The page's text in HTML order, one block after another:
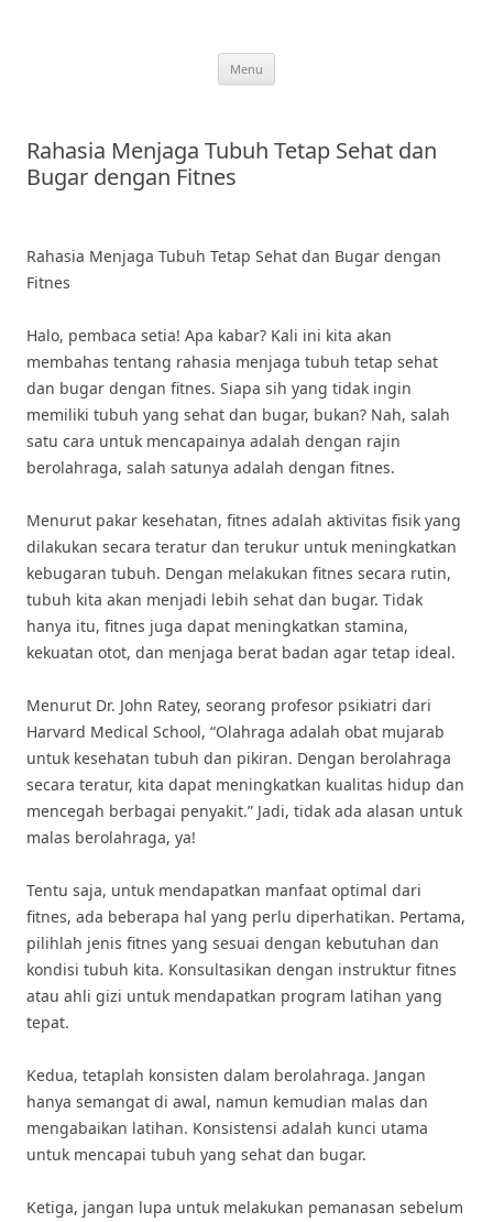
Menu
Rahasia Menjaga Tubuh Tetap Sehat dan
Bugar dengan Fitnes
Rahasia Menjaga Tubuh Tetap Sehat dan Bugar dengan
Fitnes
Halo, pembaca setia! Apa kabar? Kali ini kita akan
membahas tentang rahasia menjaga tubuh tetap sehat
dan bugar dengan fitnes. Siapa sih yang tidak ingin
memiliki tubuh yang sehat dan bugar, bukan? Nah, salah
satu cara untuk mencapainya adalah dengan rajin
berolahraga, salah satunya adalah dengan fitnes.
Menurut pakar kesehatan, fitnes adalah aktivitas fisik yang
dilakukan secara teratur dan terukur untuk meningkatkan
kebugaran tubuh. Dengan melakukan fitnes secara rutin,
tubuh kita akan menjadi lebih sehat dan bugar. Tidak
hanya itu, fitnes juga dapat meningkatkan stamina,
kekuatan otot, dan menjaga berat badan agar tetap ideal.
Menurut Dr. John Ratey, seorang profesor psikiatri dari
Harvard Medical School, “Olahraga adalah obat mujarab
untuk kesehatan tubuh dan pikiran. Dengan berolahraga
secara teratur, kita dapat meningkatkan kualitas hidup dan
mencegah berbagai penyakit.” Jadi, tidak ada alasan untuk
malas berolahraga, ya!
Tentu saja, untuk mendapatkan manfaat optimal dari
fitnes, ada beberapa hal yang perlu diperhatikan. Pertama,
pilihlah jenis fitnes yang sesuai dengan kebutuhan dan
kondisi tubuh kita. Konsultasikan dengan instruktur fitnes
atau ahli gizi untuk mendapatkan program latihan yang
tepat.
Kedua, tetaplah konsisten dalam berolahraga. Jangan
hanya semangat di awal, namun kemudian malas dan
mengabaikan latihan. Konsistensi adalah kunci utama
untuk mencapai tubuh yang sehat dan bugar.
Ketiga, jangan lupa untuk melakukan pemanasan sebelum